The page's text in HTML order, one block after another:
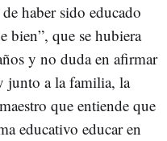
haber sido educado
bien”, que se hubiera
y no duda en afirmar
junto a la familia, la
que entiende que
educativo educar en